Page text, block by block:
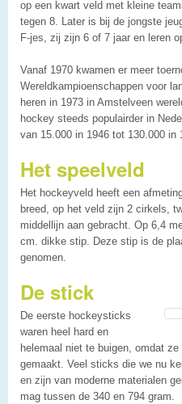
op een kwart veld met kleine
tegen 8. Later is bij de jongste
F-jes, zij zijn 6 of 7 jaar en leren
Vanaf 1970 kwamen er meer
Wereldkampioenschappen voor
heren in 1973 in Amstelveen
hockey steeds populairder in
van 15.000 in 1946 tot 130.000 in
Het speelveld
Het hockeyveld heeft een
breed, op het veld zijn 2 cirkels,
middellijn aan gebracht. Op 6,4
cm. dikke stip. Deze stip is de
genomen.
De stick
De eerste hockeysticks
waren heel hard en
helemaal niet te buigen, omdat
gemaakt. Veel sticks die we nu
en zijn van moderne materialen
mag tussen de 340 en 794 gram.